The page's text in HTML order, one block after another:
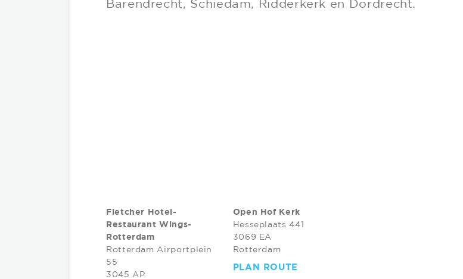
Barendrecht, Schiedam, Ridderkerk en Dordrecht.
Fletcher Hotel-
Restaurant Wings-
Rotterdam
Rotterdam Airportplein
55
3045 AP
Open Hof Kerk
Hesseplaats 441
3069 EA
Rotterdam
PLAN ROUTE